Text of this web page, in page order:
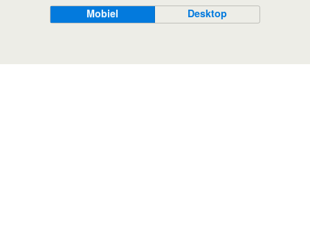
Mobiel Desktop